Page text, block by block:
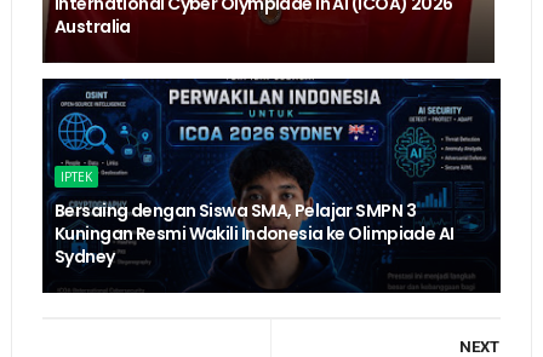
Australia
IPTEK
Bersaing dengan Siswa SMA, Pelajar SMPN 3
Kuningan Resmi Wakili Indonesia ke Olimpiade AI
Sydney
NEXT